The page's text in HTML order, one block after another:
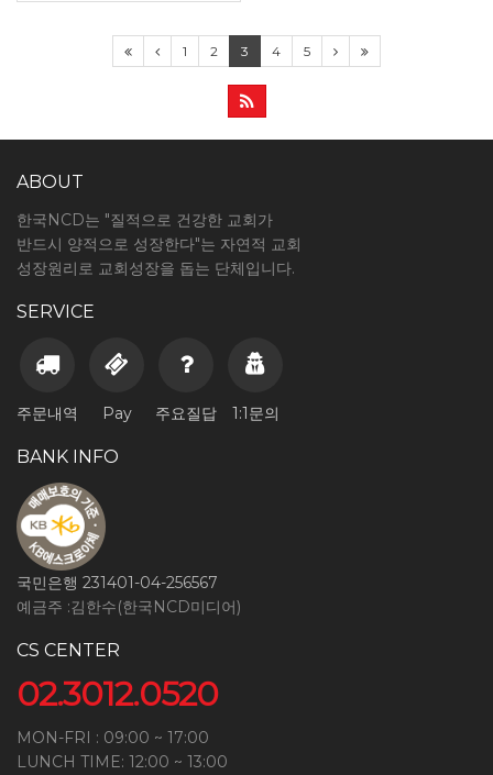
1 2 3 4 5
ABOUT
한국NCD는 "질적으로 건강한 교회가
반드시 양적으로 성장한다"는 자연적 교회
성장원리로 교회성장을 돕는 단체입니다.
SERVICE
주문내역 Pay 주요질답 1:1문의
BANK INFO
국민은행 231401-04-256567
예금주 :김한수(한국NCD미디어)
CS CENTER
02.3012.0520
MON-FRI : 09:00 ~ 17:00
LUNCH TIME: 12:00 ~ 13:00